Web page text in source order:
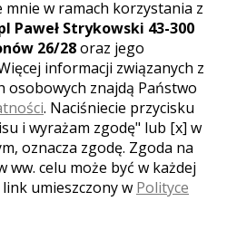
(3 opinie)
oferuję reportaże ze
w
i Pani
(do godziny 1-2
dnia); Wszystko
Full HD i uwaga
Możliwe wykonanie
więcej
w ramach korzystania z
Paweł Strykowski 43-300
26/28oraz jego
informacji związanych z
osobowych znajdą Państwo
. Naciśniecie przycisku
i wyrażam zgodę" lub [x] w
oznacza zgodę. Zgoda na
ww. celu może być w każdej
umieszczony w Polityce